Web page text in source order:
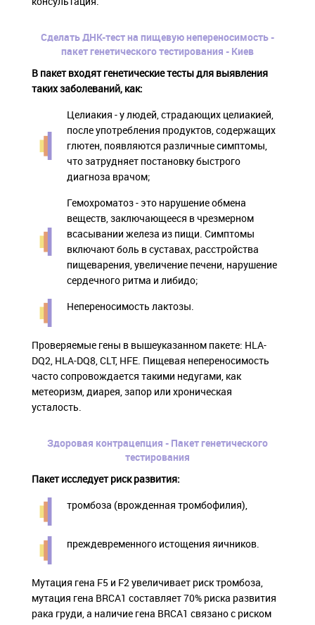
Сделать ДНК-тест на пищевую непереносимость -
пакет генетического тестирования - Киев
В пакет входят генетические тесты для выявления
таких заболеваний, как:
Целиакия - у людей, страдающих целиакией,
после употребления продуктов, содержащих
глютен, появляются различные симптомы,
что затрудняет постановку быстрого
диагноза врачом;
Гемохроматоз - это нарушение обмена
веществ, заключающееся в чрезмерном
всасывании железа из пищи. Симптомы
включают боль в суставах, расстройства
пищеварения, увеличение печени, нарушение
сердечного ритма и либидо;
Непереносимость лактозы.
Проверяемые гены в вышеуказанном пакете: HLA-
DQ2, HLA-DQ8, CLT, HFE. Пищевая непереносимость
часто сопровождается такими недугами, как
метеоризм, диарея, запор или хроническая
усталость.
Здоровая контрацепция - Пакет генетического
тестирования
Пакет исследует риск развития:
тромбоза (врожденная тромбофилия),
преждевременного истощения яичников.
Мутация гена F5 и F2 увеличивает риск тромбоза,
мутация гена BRCA1 составляет 70% риска развития
рака груди, а наличие гена BRCA1 связано с риском